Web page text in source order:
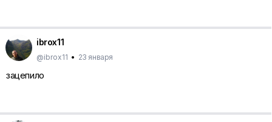
ibrox11
@ibrox11 • 23 января
зацепило